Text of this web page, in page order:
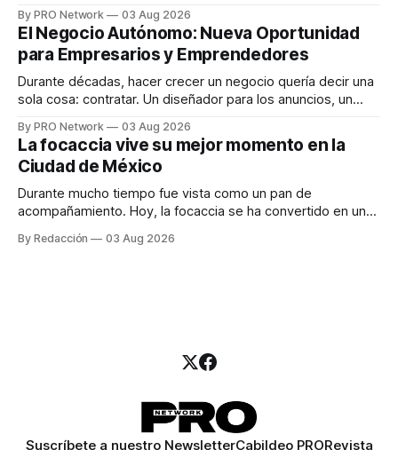
INTERIUS, el problema suele estar en otro lugar. Durante
una entrevista para el podcast SER PRO, el especialista en
marketing digital explicó que
By PRO Network 03 Aug 2026
El Negocio Autónomo: Nueva Oportunidad
para Empresarios y Emprendedores
Durante décadas, hacer crecer un negocio quería decir una
sola cosa: contratar. Un diseñador para los anuncios, un
para los textos, alguien que supiera de publicidad digital
para encontrar prospectos, un vendedor para atender
llamadas y mensajes, y —con suerte— una persona
By PRO Network 03 Aug 2026
La focaccia vive su mejor momento en la
Ciudad de México
Durante mucho tiempo fue vista como un pan de
acompañamiento. Hoy, la focaccia se ha convertido en uno
artesanal, ingredientes de calidad y experiencias que
By Redacción 03 Aug 2026
Suscríbete a nuestro NewsletterCabildeo PRORevista